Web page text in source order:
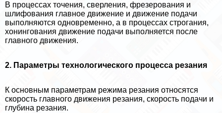
В процессах точения, сверления, фрезерования и
шлифования главное движение и движение подачи
выполняются одновременно, а в процессах строгания,
хонингования движение подачи выполняется после
главного движения.
2. Параметры технологического процесса резания
К основным параметрам режима резания относятся
скорость главного движения резания, скорость подачи и
глубина резания.